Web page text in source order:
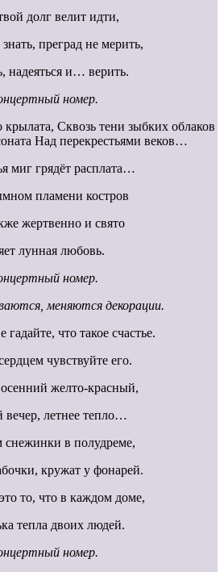
долг велит идти,
преград не мерить,
надеяться и… верить.
номер.
крылата, Сквозь тени зыбких облаков
Над перекрестьями веков…
миг грядёт расплата…
пламени костров
жертвенно и свято
лунная любовь.
номер.
меняются декорации.
гадайте, что такое счастье.
чувствуйте его.
желто-красный,
вечер, летнее тепло…
снежинки в полудреме,
кружат у фонарей.
то, что в каждом доме,
тепла двоих людей.
номер.